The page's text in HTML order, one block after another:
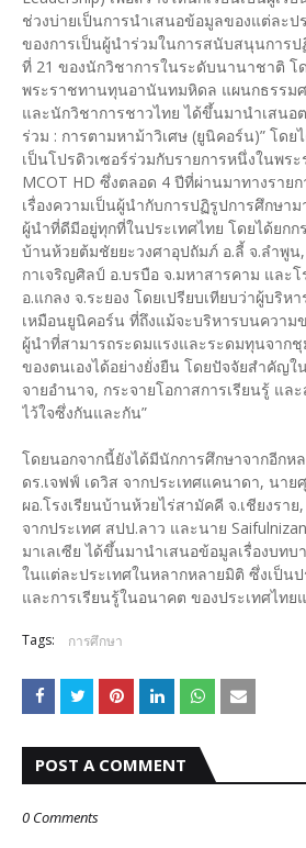
ช่วงบ่ายเป็นการนำเสนอข้อมูลของแต่ละป
ของการเป็นผู้นำร่วมในการสนับสนุนการ
ที่ 21 ของนักวิชาการในระดับนานาชาติ โ
พระราชทานทุนอานันทมหิดล แผนกธรรม
และนักวิชาการชาวไทย ได้ขึ้นมานำเสนอ
ร่วม : การตามหาม้าวิเศษ (ยูนิคอร์น)” โดย
เป็นโปรดิวเซอร์ร่วมกับรายการหนึ่งในพร
MCOT HD ซึ่งตลอด 4 ปีที่ผ่านมาทางราย
เรื่องความเป็นผู้นำกับการปฏิรูปการศึกษา
ผู้นำที่ดีมีอยู่ทุกที่ในประเทศไทย โดยได้ยกก
บ้านห้วยต้มชัยยะวงศาอุปถัมภ์ อ.ลี้ จ.ลำพูน
กาเจริญศิลป์ อ.บรบือ จ.มหาสารคาม และโ
อ.แกลง จ.ระยอง โดยเปรียบเทียบว่าผู้บริห
เหมือนยูนิคอร์น ที่ถึงแม้จะบริหารบนความ
ผู้นำที่สามารถระดมแรงและระดมทุนจาก
ของตนเองได้อย่างยั่งยืน โดยปัจจัยสำคัญใ
จายอำนาจ, กระจายโอกาสการเรียนรู้ แ
ไว้ใจซึ่งกันและกัน”
โดยนอกจากนี้ยังได้มีนักการศึกษาจากอีกห
ดร.เจฟฟ์ เดวิส จากประเทศแคนาดา, นา
ผอ.โรงเรียนบ้านห้วยไร่สามัคคี จ.เชียงรา
จากประเทศ สปป.ลาว และนาย
มาเลเซีย ได้ขึ้นมานำเสนอข้อมูลเรื่องบทบ
ในแต่ละประเทศในหลากหลายมิติ ซึ่งเป็น
และการเรียนรู้ในอนาคต ของประเทศไท
Tags: การศึกษา
POST A COMMENT
0 Comments